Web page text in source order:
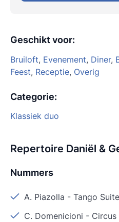
Geschikt voor:
Bruiloft, Evenement, Diner,
Feest, Receptie, Overig
Categorie:
Klassiek duo
Repertoire Daniël &
Nummers
A. Piazolla -Tango Suite
C. Domenicioni - Circus